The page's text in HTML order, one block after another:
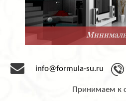
info@formula-su.ru
Принимаем к